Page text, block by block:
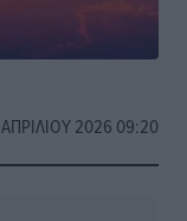
2026 09:20